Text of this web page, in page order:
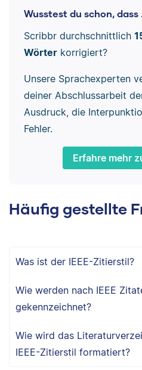
Wusstest du schon, dass
Scribbr durchschnittlich
Wörterkorrigiert?
Unsere Sprachexperten
deiner Abschlussarbeit
Ausdruck, die
Fehler.
Erfahre mehr
Häufig gestellte
Was ist der IEEE-Zitierstil?
Wie werden nach IEEE
gekennzeichnet?
Wie wird das
IEEE-Zitierstil formatiert?